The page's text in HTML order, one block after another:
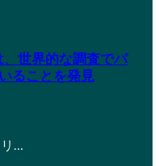
世界的な調査でパ
ることを発見
…